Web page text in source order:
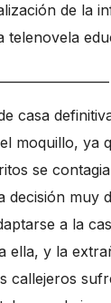
de la
telenovela
casa
moquillo, ya
se
decisión muy
a la
ella, y la
callejeros